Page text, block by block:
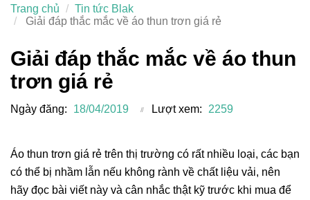
Giải đáp thắc mắc về áo thun
trơn giá rẻ
Ngày đăng: 18/04/2019 Lượt xem: 2259
Áo thun trơn giá rẻ trên thị trường có rất nhiều loại, các bạn
có thể bị nhầm lẫn nếu không rành về chất liệu vải, nên
hãy đọc bài viết này và cân nhắc thật kỹ trước khi mua để
Trang chủ
Tin tức Blak
Giải đáp thắc mắc về áo thun trơn giá rẻ